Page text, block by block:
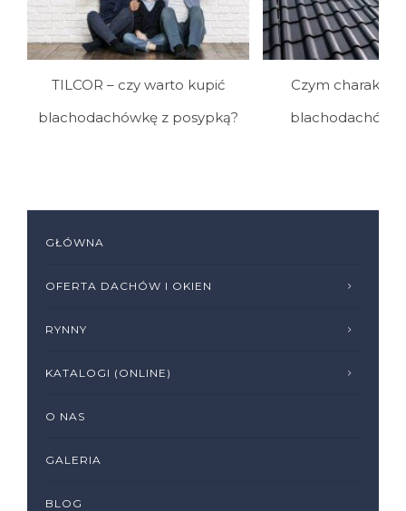
TILCOR – czy warto kupić
blachodachówkę z posypką?
Czym
GŁÓWNA
OFERTA DACHÓW I OKIEN
RYNNY
KATALOGI (ONLINE)
O NAS
GALERIA
BLOG